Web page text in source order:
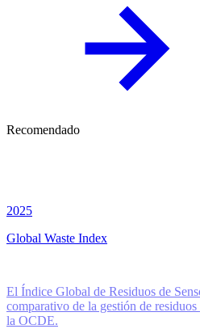
Recomendado
2025
Global Waste Index
El Índice Global de Residuos de
comparativo de la gestión de
la OCDE.